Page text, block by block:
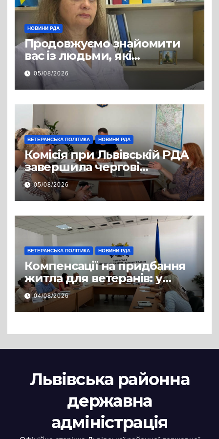
НОВИНИ РДА
Продовжуємо знайомити
вас із людьми, які
допомагають нашим
захисникам і захисницям
повертатися до цивільного
життя
05/08/2026
ВЕТЕРАНСЬКА ПОЛІТИКА НОВИНИ РДА
Комісія при Львівській РДА
завершила чергові
співбесіди та
рекомендувала кандидатів
на посади фахівців із
супроводу
05/08/2026
ВЕТЕРАНСЬКА ПОЛІТИКА НОВИНИ РДА
Компенсації на придбання
житла для ветеранів: у
Львівській РДА розглянули
нові заяви
04/08/2026
Львівська районна
державна
адміністрація